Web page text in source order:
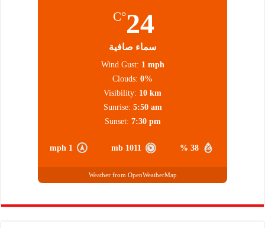
24
°C
سماء صافية
38 %
1011 mb
1 mph
Wind Gust: 1 mph
Clouds: 0%
Visibility: 10 km
Sunrise: 5:50 am
Sunset: 7:30 pm
Weather from OpenWeatherMap